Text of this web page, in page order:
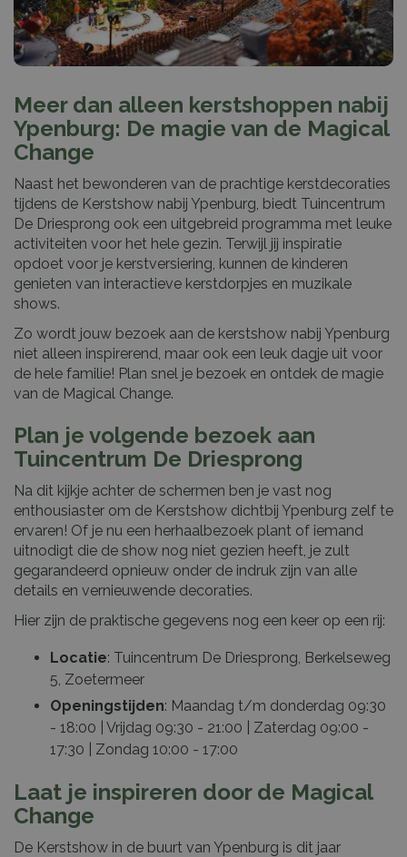
Meer dan alleen kerstshoppen nabij
Ypenburg: De magie van de Magical
Change
Naast het bewonderen van de prachtige kerstdecoraties
tijdens de Kerstshow nabij Ypenburg, biedt Tuincentrum
De Driesprong ook een uitgebreid programma met leuke
activiteiten voor het hele gezin. Terwijl jij inspiratie
opdoet voor je kerstversiering, kunnen de kinderen
genieten van interactieve kerstdorpjes en muzikale
shows.
Zo wordt jouw bezoek aan de kerstshow nabij Ypenburg
niet alleen inspirerend, maar ook een leuk dagje uit voor
de hele familie! Plan snel je bezoek en ontdek de magie
van de Magical Change.
Plan je volgende bezoek aan
Tuincentrum De Driesprong
Na dit kijkje achter de schermen ben je vast nog
enthousiaster om de Kerstshow dichtbij Ypenburg zelf te
ervaren! Of je nu een herhaalbezoek plant of iemand
uitnodigt die de show nog niet gezien heeft, je zult
gegarandeerd opnieuw onder de indruk zijn van alle
details en vernieuwende decoraties.
Hier zijn de praktische gegevens nog een keer op een rij:
Locatie: Tuincentrum De Driesprong, Berkelseweg
5, Zoetermeer
Openingstijden: Maandag t/m donderdag 09:30
- 18:00 | Vrijdag 09:30 - 21:00 | Zaterdag 09:00 -
17:30 | Zondag 10:00 - 17:00
Laat je inspireren door de Magical
Change
De Kerstshow in de buurt van Ypenburg is dit jaar